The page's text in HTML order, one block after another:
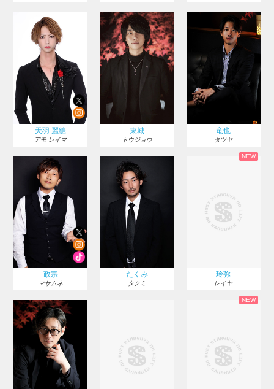
天羽 麗纏
アモ レイマ
東城
トウジョウ
竜也
タツヤ
政宗
マサムネ
たくみ
タクミ
NEW
玲弥
レイヤ
NEW